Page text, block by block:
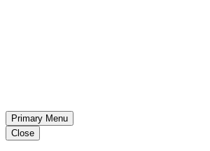
Primary Menu
Close